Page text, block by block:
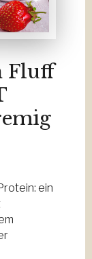
Fluff
ein